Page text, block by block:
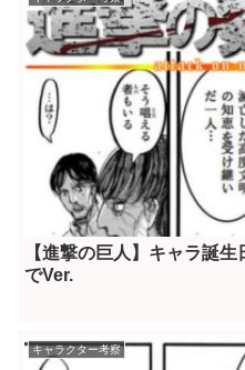
【進撃の巨人】キャラ誕
でVer.
キャラクター考察